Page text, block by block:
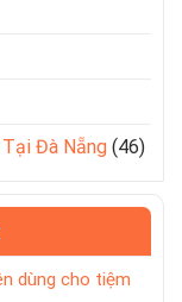
Tại Đà Nẵng (46)
dùng cho tiệm